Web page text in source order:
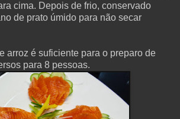
cima. Depois de frio, conservado
de prato úmido para não secar
arroz é suficiente para o preparo de
para 8 pessoas.